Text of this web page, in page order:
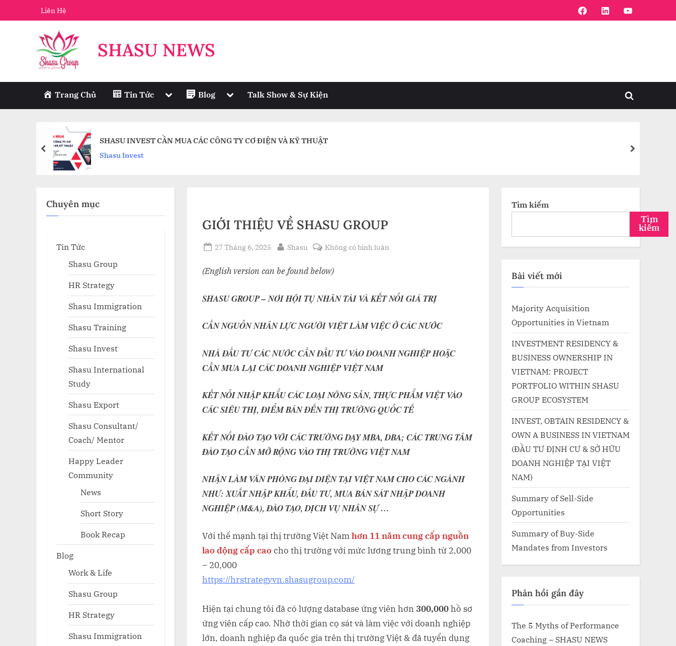
to
Liên Hệ FaceBookLinkedinYoutube
SHASU NEWS
Trang Chủ Tin Tức Toggle
menu
Toggle
menu
Blog Toggle
menu
Talk Show & Sự Kiện
Toggle
SHASU INVEST CẦN MUA CÁC CÔNG TY CƠ ĐIỆN VÀ KỸ THUẬT
Shasu Invest
prev next
GIỚI THIỆU VỀ SHASU GROUP
Posted
27 Tháng 6, 2025 By
Shasu Không có bình luận
SHASU
(English version can be found below)
SHASU GROUP – NƠI HỘI TỤ NHÂN TÀI VÀ KẾT NỐI GIÁ TRỊ
CẦN NGUỒN NHÂN LỰC NGƯỜI VIỆT LÀM VIỆC Ở CÁC NƯỚC
NHÀ ĐẦU TƯ CÁC NƯỚC CẦN ĐẦU TƯ VÀO DOANH NGHIỆP HOẶC
CẦN MUA LẠI CÁC DOANH NGHIỆP VIỆT NAM
KẾT NỐI NHẬP KHẨU CÁC LOẠI NÔNG SẢN, THỰC PHẨM VIỆT VÀO
CÁC SIÊU THỊ, ĐIỂM BÁN ĐẾN THỊ TRƯỜNG QUỐC TẾ
KẾT NỐI ĐÀO TẠO VỚI CÁC TRƯỜNG DẠY MBA, DBA; CÁC TRUNG TÂM
ĐÀO TẠO CẦN MỞ RỘNG VÀO THỊ TRƯỜNG VIỆT NAM
NHẬN LÀM VĂN PHÒNG ĐẠI DIỆN TẠI VIỆT NAM CHO CÁC NGÀNH
NHƯ: XUẤT NHẬP KHẨU, ĐẦU TƯ, MUA BÁN SÁT NHẬP DOANH
NGHIỆP (M&A), ĐÀO TẠO, DỊCH VỤ NHÂN SỰ …
Với thế mạnh tại thị trường Việt Namhơn 11 năm cung cấp nguồn
lao động cấp cao cho thị trường với mức lương trung bình từ 2,000
– 20,000
https://hrstrategyvn.shasugroup.com/
Hiện tại chung tôi đã có lượng database ứng viên hơn 300,000hồ sơ
ứng viên cấp cao. Nhờ thời gian cọ sát và làm việc với doanh nghiệp
lớn, doanh nghiệp đa quốc gia trên thị trường Việt & đã tuyển dụng
Chuyên mục
Tin Tức
Shasu Group
HR Strategy
Shasu Immigration
Shasu Training
Shasu Invest
Shasu International
Study
Shasu Export
Shasu Consultant/
Coach/ Mentor
Happy Leader
Community
News
Short Story
Book Recap
Blog
Work & Life
Shasu Group
HR Strategy
Shasu Immigration
Tìm kiếm
Tìm
kiếm
Bài viết mới
Majority Acquisition
Opportunities in Vietnam
INVESTMENT RESIDENCY &
BUSINESS OWNERSHIP IN
VIETNAM: PROJECT
PORTFOLIO WITHIN SHASU
GROUP ECOSYSTEM
INVEST, OBTAIN RESIDENCY &
OWN A BUSINESS IN VIETNAM
(ĐẦU TƯ ĐỊNH CƯ & SỞ HỮU
DOANH NGHIỆP TẠI VIỆT
NAM)
Summary of Sell-Side
Opportunities
Summary of Buy-Side
Mandates from Investors
Phản hồi gần đây
The 5 Myths of Performance
Coaching – SHASU NEWS